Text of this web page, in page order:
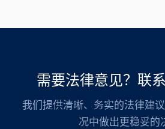
需要法律意见？联
我们提供清晰、务实的法律建
况中做出更稳妥的